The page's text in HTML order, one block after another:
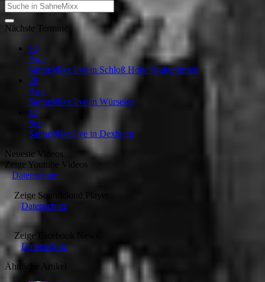
Nächste Termine
13
Aug
SahneMixx live in Schloß Holte Stukenbrock
28
Aug
SahneMixx live in Würselen
12
Sep
SahneMixx live in Dexheim
Neueste Videos
Zeige Youtube Videos
Datenschutz
Zeige Soundcloud Player
Datenschutz
Zeige
Datenschutz
Ähnliche Artikel